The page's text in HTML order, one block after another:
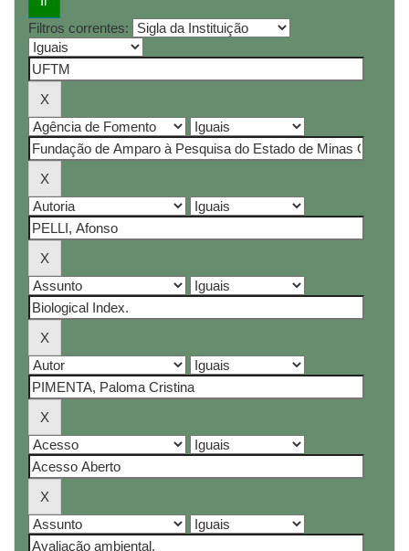
Filtros correntes: